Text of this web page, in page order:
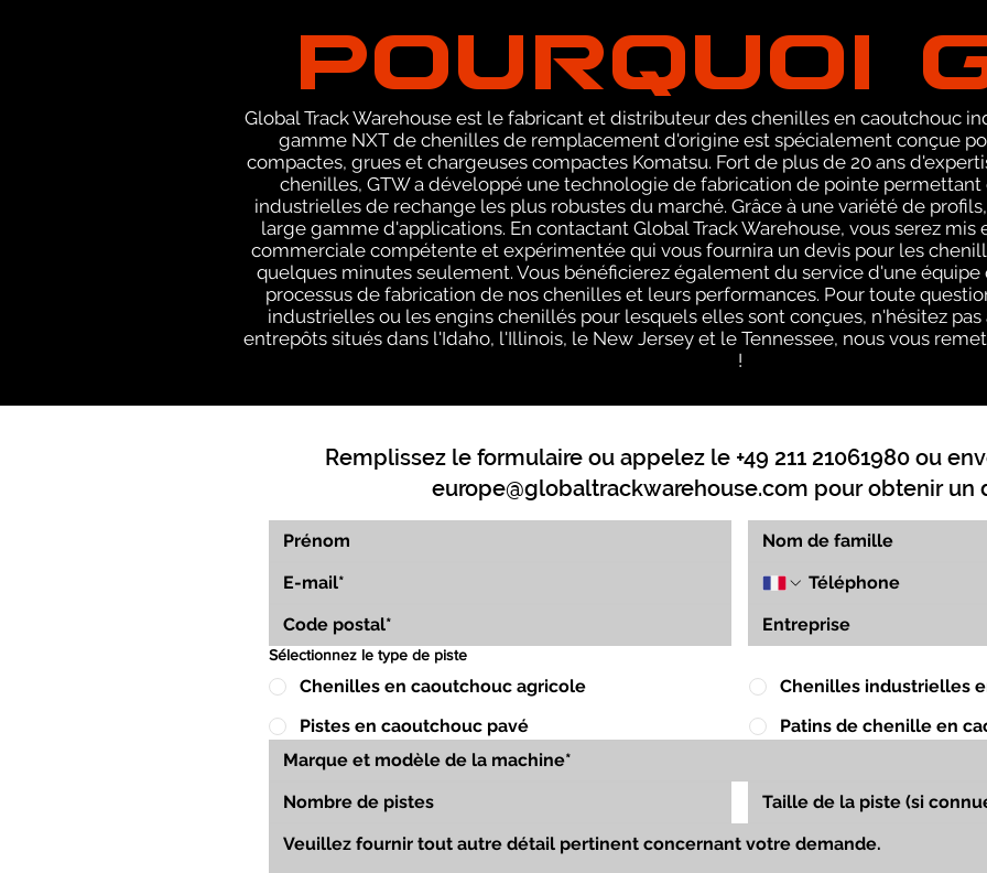
POURQUOI
Global Track Warehouse est le fabricant et distributeur des chenilles en caoutchouc
gamme NXT de chenilles de remplacement d'origine est spécialement conçue
compactes, grues et chargeuses compactes Komatsu. Fort de plus de 20 ans
chenilles, GTW a développé une technologie de fabrication de pointe
industrielles de rechange les plus robustes du marché. Grâce à une variété de
large gamme d'applications. En contactant Global Track Warehouse, vous serez
commerciale compétente et expérimentée qui vous fournira un devis pour les
quelques minutes seulement. Vous bénéficierez également du service d'une
processus de fabrication de nos chenilles et leurs performances. Pour toute
industrielles ou les engins chenillés pour lesquels elles sont conçues, n'hésitez pas
entrepôts situés dans l'Idaho, l'Illinois, le New Jersey et le Tennessee, nous vous
!
Remplissez le formulaire ou appelez le +49 211 21061980 ou
europe@globaltrackwarehouse.com pour obtenir un
Sélectionnez le type de piste
Chenilles en caoutchouc agricole
Chenilles industrielles
Pistes en caoutchouc pavé
Patins de chenille en